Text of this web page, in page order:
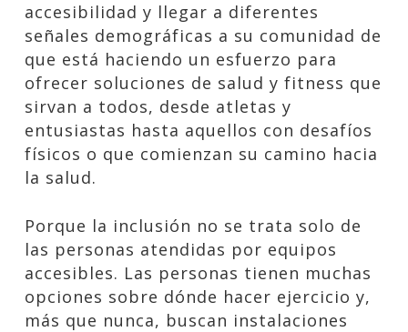
accesibilidad y llegar a diferentes
señales demográficas a su comunidad de
que está haciendo un esfuerzo para
ofrecer soluciones de salud y fitness que
sirvan a todos, desde atletas y
entusiastas hasta aquellos con desafíos
físicos o que comienzan su camino hacia
la salud.
Porque la inclusión no se trata solo de
las personas atendidas por equipos
accesibles. Las personas tienen muchas
opciones sobre dónde hacer ejercicio y,
más que nunca, buscan instalaciones